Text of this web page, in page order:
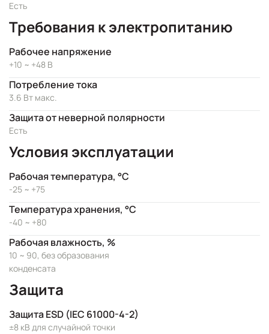
Есть
Требования к электропитанию
Рабочее напряжение
+10 ~ +48 В
Потребление тока
3.6 Вт макс.
Защита от неверной полярности
Есть
Условия эксплуатации
Рабочая температура, °C
-25 ~ +75
Температура хранения, °C
-40 ~ +80
Рабочая влажность, %
10 ~ 90, без образования
конденсата
Защита
Защита ESD (IEC 61000-4-2)
±8 кВ для случайной точки